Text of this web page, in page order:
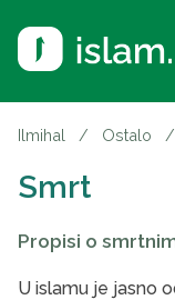
Ilmihal / Ostalo /
Smrt
Propisi o
U islamu je jasno